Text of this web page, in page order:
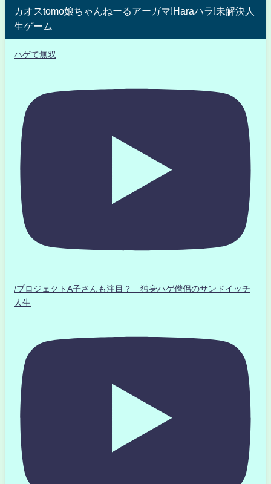
カオスtomo娘ちゃんねーるアーガマ!Haraハラ!未解決人
生ゲーム
ハゲて無双
/プロジェクトA子さんも注目？ 独身ハゲ僧侶のサンドイッチ
人生